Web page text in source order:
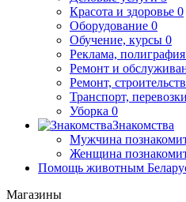
Красота и здоровье 0
Оборудование 0
Обучение, курсы 0
Реклама, полиграфия
Ремонт и
Ремонт,
Транспорт, перевозки
Уборка 0
Знакомства
Мужчина
Женщина
Помощь животным
Магазины